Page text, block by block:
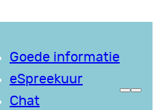
Goede informatie
eSpreekuur
Chat